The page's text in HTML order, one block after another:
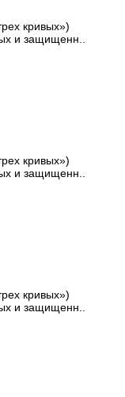
кривых»)
и защищенн..
кривых»)
и защищенн..
кривых»)
и защищенн..